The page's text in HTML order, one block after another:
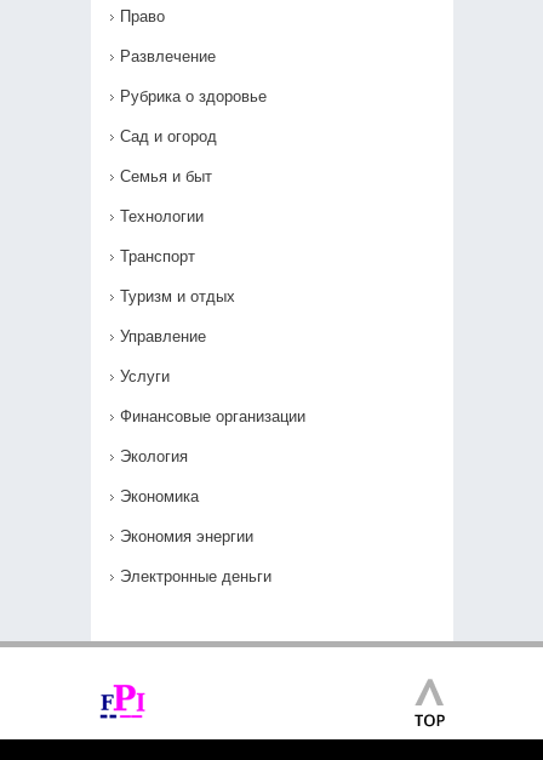
Право
Развлечение
Рубрика о здоровье
Сад и огород
Семья и быт
Технологии
Транспорт
Туризм и отдых
Управление
Услуги
Финансовые организации
Экология
Экономика
Экономия энергии
Электронные деньги